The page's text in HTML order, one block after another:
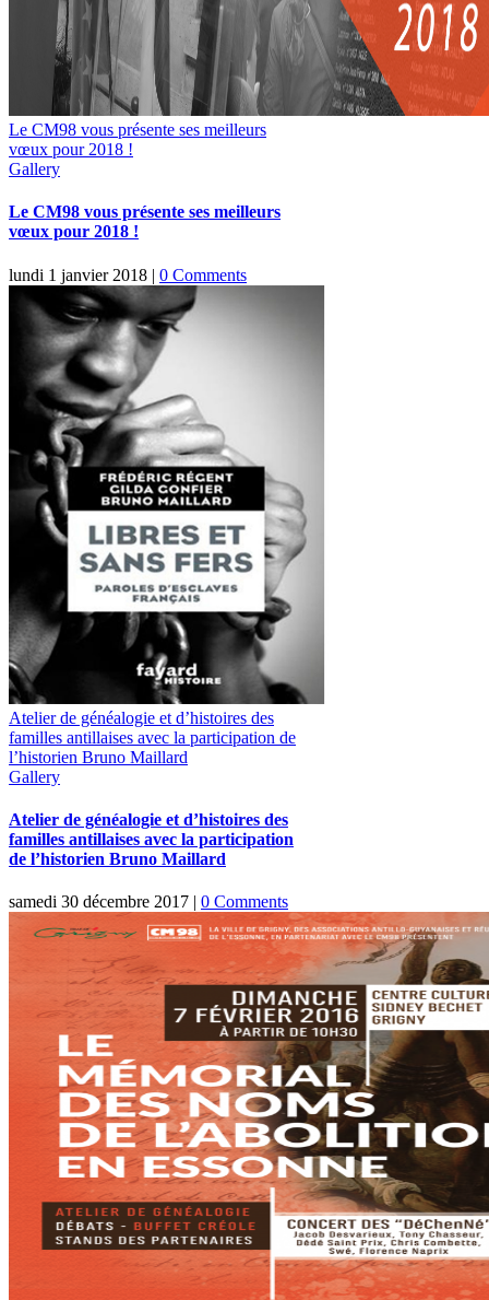
Le CM98 vous présente ses meilleurs
vœux pour 2018 !
Gallery
Le CM98 vous présente ses meilleurs
vœux pour 2018 !
lundi 1 janvier 2018 | 0 Comments
Atelier de généalogie et d’histoires des
familles antillaises avec la participation de
l’historien Bruno Maillard
Gallery
Atelier de généalogie et d’histoires des
familles antillaises avec la participation
de l’historien Bruno Maillard
samedi 30 décembre 2017 | 0 Comments